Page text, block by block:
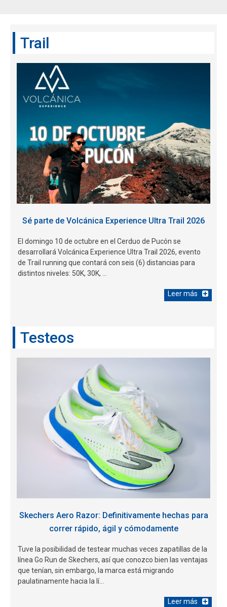
Trail
Sé parte de Volcánica Experience Ultra Trail 2026
El domingo 10 de octubre en el Cerduo de Pucón se
desarrollará Volcánica Experience Ultra Trail 2026, evento
de Trail running que contará con seis (6) distancias para
distintos niveles: 50K, 30K, ...
Leer más
Testeos
Skechers Aero Razor: Definitivamente hechas para
correr rápido, ágil y cómodamente
Tuve la posibilidad de testear muchas veces zapatillas de la
línea Go Run de Skechers, así que conozco bien las ventajas
que tenían, sin embargo, la marca está migrando
paulatinamente hacia la lí...
Leer más